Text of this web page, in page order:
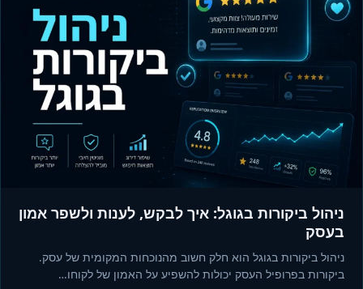
ניהול ביקורות בגוגל: איך לבקש, לענות ולשפר אמון
בעסק
ניהול ביקורות בגוגל הוא חלק חשוב מהנוכחות המקומית של עסק.
ביקורות בפרופיל העסק יכולות להשפיע על האמון של לקוחו…